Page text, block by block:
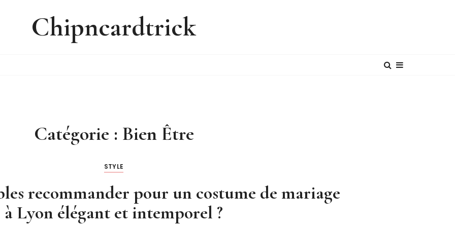
Chipncardtrick
Catégorie : Bien Être
STYLE
recommander pour un costume de mariage
à Lyon élégant et intemporel ?